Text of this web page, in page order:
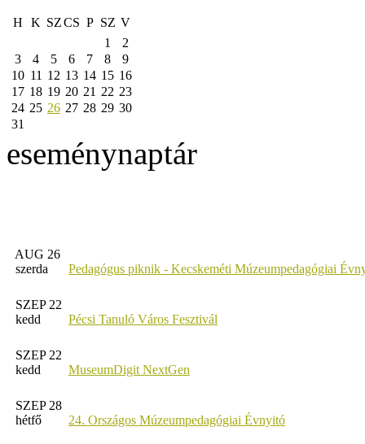
H K SZCS P SZ V
1
2
3
4 5 6 7 8
9
10 11 12 13 14 15 16
17 18 19 20 21 22 23
24 25 26 27 28 29 30
31
eseménynaptár
AUG 26
szerda
Pedagógus piknik - Kecskeméti Múzeumpedagógiai
SZEP 22
kedd
Pécsi Tanuló Város Fesztivál
SZEP 22
kedd
MuseumDigit NextGen
SZEP 28
hétfő
24. Országos Múzeumpedagógiai Évnyitó